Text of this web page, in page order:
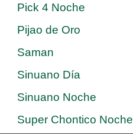
Pick 4 Noche
Pijao de Oro
Saman
Sinuano Día
Sinuano Noche
Super Chontico Noche